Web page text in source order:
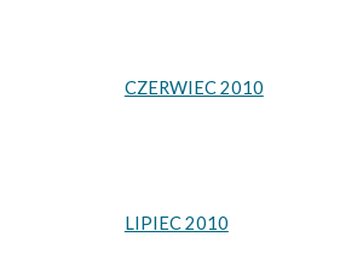
CZERWIEC 2010
LIPIEC 2010